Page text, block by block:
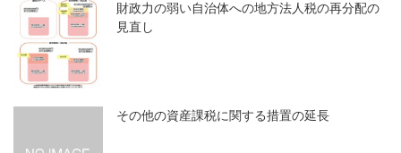
財政力の弱い自治体への地方法人税の再分配の
見直し
その他の資産課税に関する措置の延長